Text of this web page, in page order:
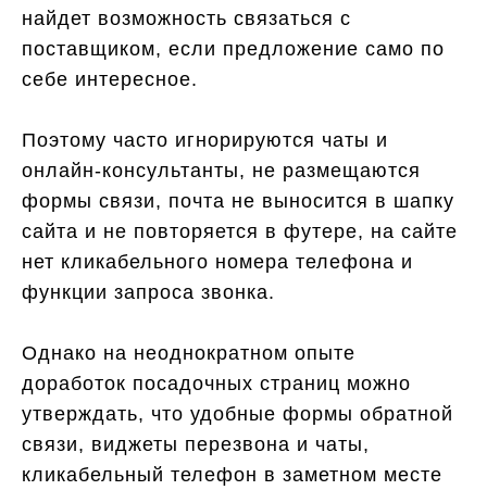
найдет возможность связаться с
поставщиком, если предложение само по
себе интересное.
Поэтому часто игнорируются чаты и
онлайн-консультанты, не размещаются
формы связи, почта не выносится в шапку
сайта и не повторяется в футере, на сайте
нет кликабельного номера телефона и
функции запроса звонка.
Однако на неоднократном опыте
доработок посадочных страниц можно
утверждать, что удобные формы обратной
связи, виджеты перезвона и чаты,
кликабельный телефон в заметном месте